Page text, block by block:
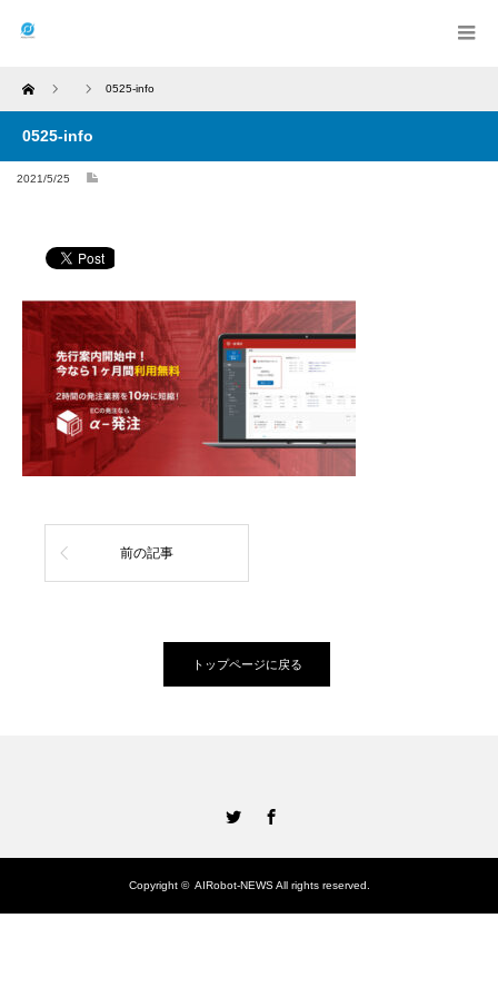
Home 0525-info
0525-info
2021/5/25
前の記事
トップページに戻る
Copyright © AIRobot-NEWSAll rights reserved.